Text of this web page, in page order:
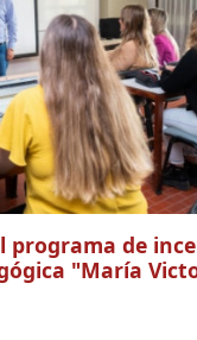
programa de
"María